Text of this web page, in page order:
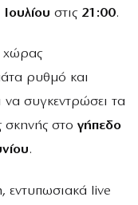
στις21:00.
χώρας
ρυθμό και
να συγκεντρώσει τα
σκηνής στο γήπεδο
.
εντυπωσιακά live